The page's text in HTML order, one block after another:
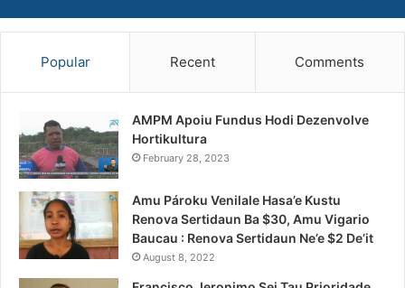
Popular Recent Comments
AMPM Apoiu Fundus Hodi Dezenvolve
Hortikultura
February 28, 2023
Amu Pároku Venilale Hasa’e Kustu
Renova Sertidaun Ba $30, Amu Vigario
Baucau : Renova Sertidaun Ne’e $2 De’it
August 8, 2022